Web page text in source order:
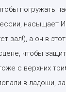
погружать
насыщает
зал!), а он в
чтобы
с верхних
в ладоши,